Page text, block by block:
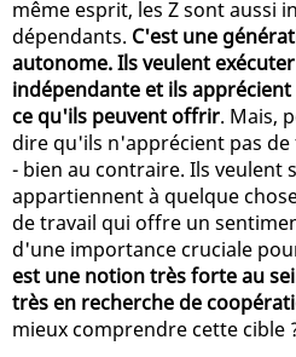
même esprit, les Z sont aussi
dépendants. C'est une
autonome. Ils veulent
indépendante et ils
ce qu'ils peuvent offrir. Mais,
dire qu'ils n'apprécient pas
- bien au contraire. Ils veulent
appartiennent à quelque
de travail qui offre un
d'une importance cruciale
est une notion très forte au
très en recherche de
mieux comprendre cette cible